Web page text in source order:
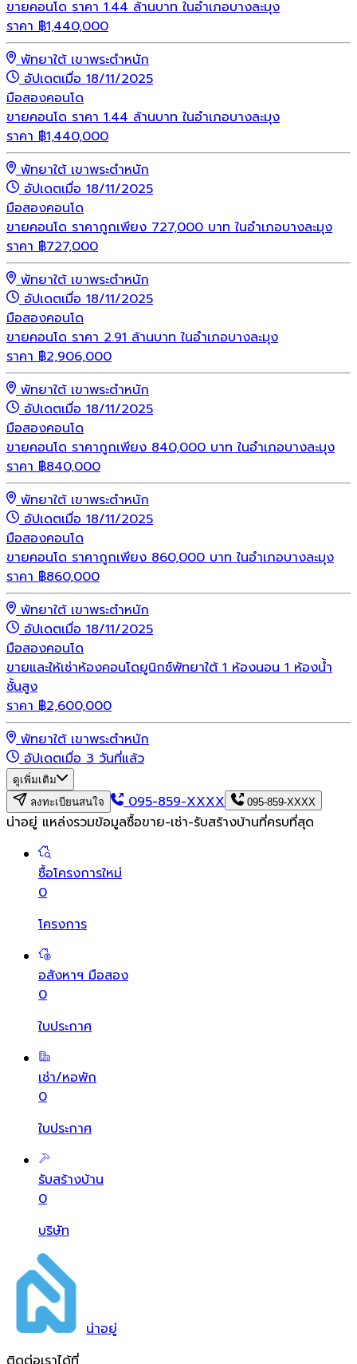
ขายคอนโด ราคา 1.44 ล้านบาท ในอำเภอบางละมุง
ราคา ฿1,440,000
พัทยาใต้ เขาพระตำหนัก
อัปเดตเมื่อ 18/11/2025
มือสองคอนโด
ขายคอนโด ราคา 1.44 ล้านบาท ในอำเภอบางละมุง
ราคา ฿1,440,000
พัทยาใต้ เขาพระตำหนัก
อัปเดตเมื่อ 18/11/2025
มือสองคอนโด
ขายคอนโด ราคาถูกเพียง 727,000 บาท ในอำเภอบางละมุง
ราคา ฿727,000
พัทยาใต้ เขาพระตำหนัก
อัปเดตเมื่อ 18/11/2025
มือสองคอนโด
ขายคอนโด ราคา 2.91 ล้านบาท ในอำเภอบางละมุง
ราคา ฿2,906,000
พัทยาใต้ เขาพระตำหนัก
อัปเดตเมื่อ 18/11/2025
มือสองคอนโด
ขายคอนโด ราคาถูกเพียง 840,000 บาท ในอำเภอบางละมุง
ราคา ฿840,000
พัทยาใต้ เขาพระตำหนัก
อัปเดตเมื่อ 18/11/2025
มือสองคอนโด
ขายคอนโด ราคาถูกเพียง 860,000 บาท ในอำเภอบางละมุง
ราคา ฿860,000
พัทยาใต้ เขาพระตำหนัก
อัปเดตเมื่อ 18/11/2025
มือสองคอนโด
ขายและให้เช่าห้องคอนโดยูนิกซ์พัทยาใต้ 1 ห้องนอน 1 ห้องน้ำ
ชั้นสูง
ราคา ฿2,600,000
พัทยาใต้ เขาพระตำหนัก
อัปเดตเมื่อ 3 วันที่แล้ว
ดูเพิ่มเติม
ลงทะเบียนสนใจ
095-859-XXXX 095-859-XXXX
น่าอยู่ แหล่งรวมข้อมูลซื้อขาย-เช่า-รับสร้างบ้านที่ครบที่สุด
ซื้อโครงการใหม่
0
โครงการ
อสังหาฯ มือสอง
0
ใบประกาศ
เช่า/หอพัก
0
ใบประกาศ
รับสร้างบ้าน
0
บริษัท
น่าอยู่